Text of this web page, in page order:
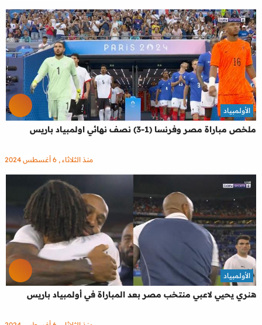
ملخص مباراة مصر وفرنسا (1-3) نصف نهائي اولمبياد باريس
الأولمبياد
منذ الثلاثاء , 6 أغسطس 2024
هنري يحيي لاعبي منتخب مصر بعد المباراة في أولمبياد باريس
الأولمبياد